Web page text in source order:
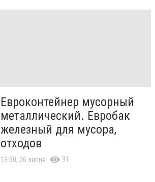
Евроконтейнер мусорный
металлический. Евробак
железный для мусора,
отходов
13:50, 26 липня 91